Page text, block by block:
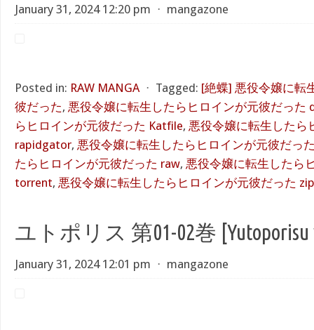
January 31, 2024 12:20 pm ⋅ mangazone
Posted in: RAW MANGA ⋅ Tagged: [絶蝶] 悪役令嬢に転
彼だった, 悪役令嬢に転生したらヒロインが元彼だった
らヒロインが元彼だった Katfile, 悪役令嬢に転生したら
rapidgator, 悪役令嬢に転生したらヒロインが元彼だっ
たらヒロインが元彼だった raw, 悪役令嬢に転生したら
torrent, 悪役令嬢に転生したらヒロインが元彼だった zip
ユトポリス 第01-02巻 [Yutoporisu
January 31, 2024 12:01 pm ⋅ mangazone